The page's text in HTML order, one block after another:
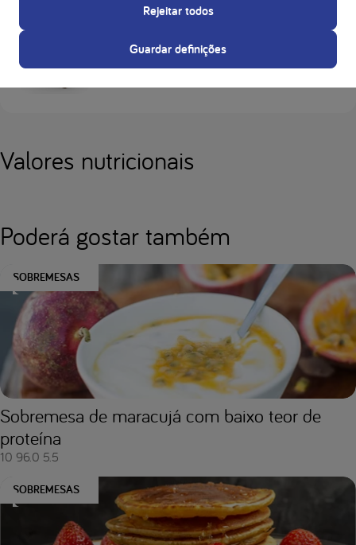
Loprofin Farinha
Valores nutricionais
Poderá gostar também
SOBREMESAS
Sobremesa de maracujá com baixo teor de
proteína
10 96.0 5.5
SOBREMESAS
Rejeitar todos
Guardar definições